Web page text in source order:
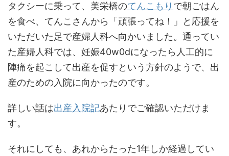
タクシーに乗って、美栄橋のてんこもり で朝ごはん
を食べ、てんこさんから「頑張ってね！」と応援を
いただいた足で産婦人科へ向かいました。通ってい
た産婦人科では、妊娠40w0dになったら人工的に
陣痛を起こして出産を促すという方針のようで、出
産のための入院に向かったのです。
詳しい話は出産入院記あたりでご確認いただけま
す。
それにしても、あれからたった1年しか経過してい